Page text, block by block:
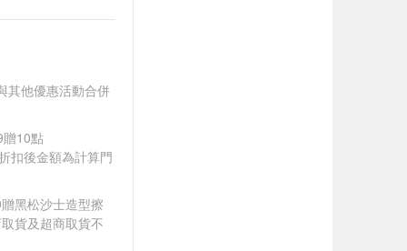
其他優惠活動合併
10點
扣後金額為計算門
黑松沙士造型擦
貨及超商取貨不